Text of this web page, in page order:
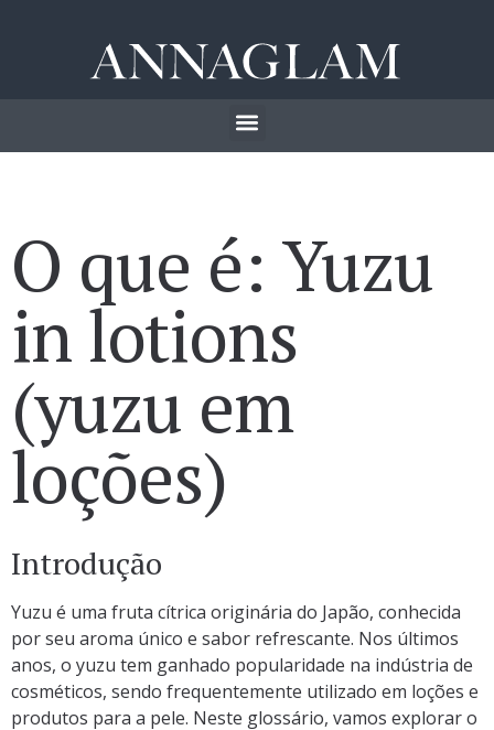
O que é: Yuzu
in lotions
(yuzu em
loções)
Introdução
Yuzu é uma fruta cítrica originária do Japão, conhecida
por seu aroma único e sabor refrescante. Nos últimos
anos, o yuzu tem ganhado popularidade na indústria de
cosméticos, sendo frequentemente utilizado em loções e
produtos para a pele. Neste glossário, vamos explorar o